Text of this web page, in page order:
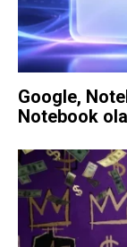
Google,
Notebook